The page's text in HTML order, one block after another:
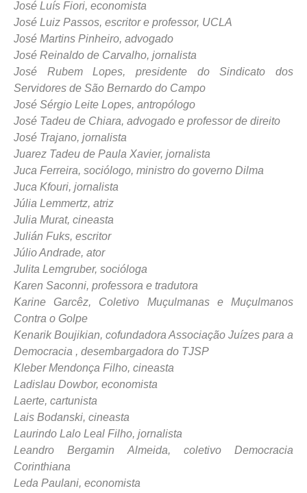
José Luís Fiori, economista
José Luiz Passos, escritor e professor, UCLA
José Martins Pinheiro, advogado
José Reinaldo de Carvalho, jornalista
José Rubem Lopes, presidente do Sindicato dos
Servidores de São Bernardo do Campo
José Sérgio Leite Lopes, antropólogo
José Tadeu de Chiara, advogado e professor de direito
José Trajano, jornalista
Juarez Tadeu de Paula Xavier, jornalista
Juca Ferreira, sociólogo, ministro do governo Dilma
Juca Kfouri, jornalista
Júlia Lemmertz, atriz
Julia Murat, cineasta
Julián Fuks, escritor
Júlio Andrade, ator
Julita Lemgruber, socióloga
Karen Saconni, professora e tradutora
Karine Garcêz, Coletivo Muçulmanas e Muçulmanos
Contra o Golpe
Kenarik Boujikian, cofundadora Associação Juízes para a
Democracia , desembargadora do TJSP
Kleber Mendonça Filho, cineasta
Ladislau Dowbor, economista
Laerte, cartunista
Lais Bodanski, cineasta
Laurindo Lalo Leal Filho, jornalista
Leandro Bergamin Almeida, coletivo Democracia
Corinthiana
Leda Paulani, economista